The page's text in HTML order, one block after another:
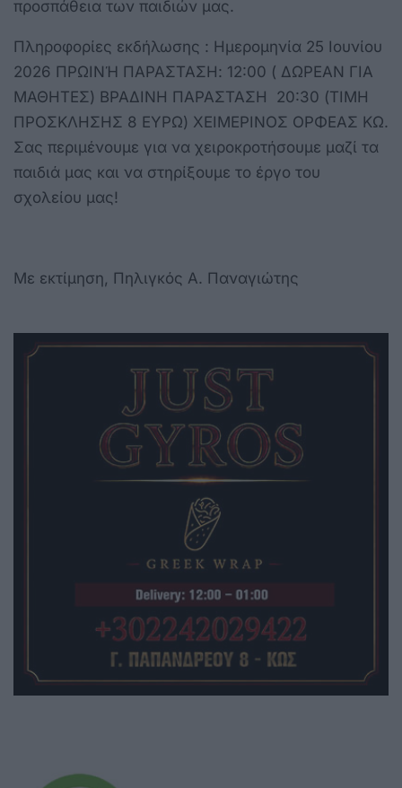
προσπάθεια των παιδιών μας.
Πληροφορίες εκδήλωσης : Ημερομηνία 25 Ιουνίου
2026 ΠΡΩΙΝΉ ΠΑΡΑΣΤΑΣΗ: 12:00 ( ΔΩΡΕΑΝ ΓΙΑ
ΜΑΘΗΤΕΣ) ΒΡΑΔΙΝΗ ΠΑΡΑΣΤΑΣΗ 20:30 (ΤΙΜΗ
ΠΡΟΣΚΛΗΣΗΣ 8 ΕΥΡΩ) ΧΕΙΜΕΡΙΝΟΣ ΟΡΦΕΑΣ ΚΩ.
Σας περιμένουμε για να χειροκροτήσουμε μαζί τα
παιδιά μας και να στηρίξουμε το έργο του
σχολείου μας!
Με εκτίμηση, Πηλιγκός Α. Παναγιώτης